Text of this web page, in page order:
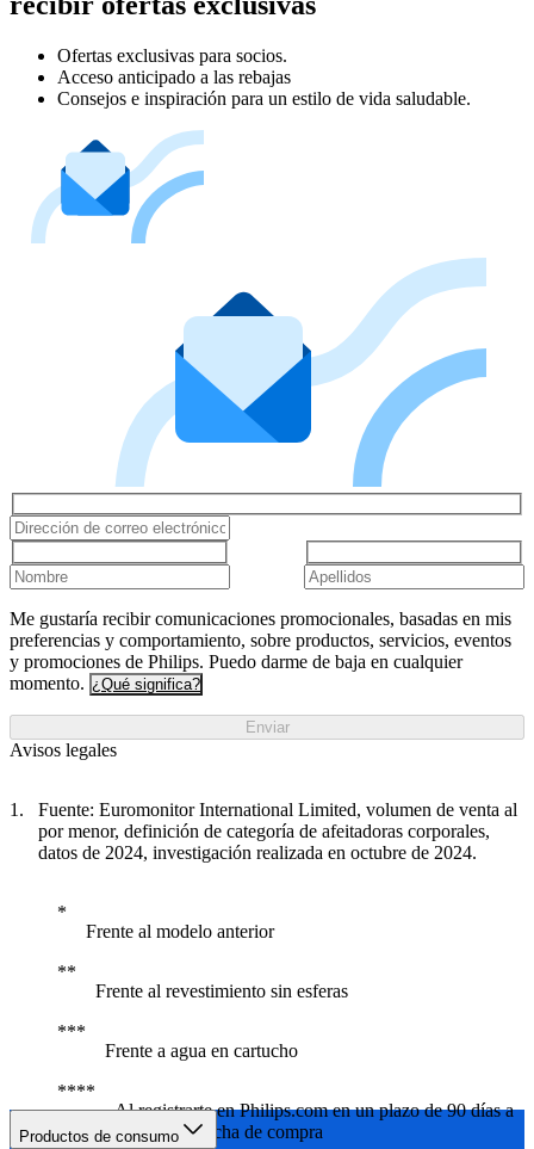
Ofertas exclusivas para socios.
Acceso anticipado a las rebajas
Consejos e inspiración para un estilo de vida saludable.
Me gustaría recibir comunicaciones promocionales, basadas en mis
preferencias y comportamiento, sobre productos, servicios, eventos
y promociones de Philips. Puedo darme de baja en cualquier
momento. ¿Qué significa?
Enviar
Avisos legales
Fuente: Euromonitor International Limited, volumen de venta al
por menor, definición de categoría de afeitadoras corporales,
datos de 2024, investigación realizada en octubre de 2024.
Frente al modelo anterior
Frente al revestimiento sin esferas
Frente a agua en cartucho
Al registrarte en Philips.com en un plazo de 90 días a
partir de la fecha de compra
Productos de consumo